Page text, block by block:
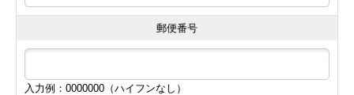
郵便番号
入力例：0000000（ハイフンなし）